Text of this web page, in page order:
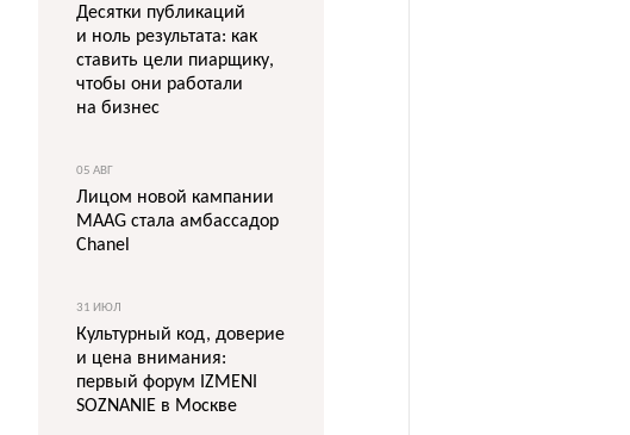
Десятки публикаций
и ноль результата: как
ставить цели пиарщику,
чтобы они работали
на бизнес
05 АВГ
Лицом новой кампании
MAAG стала амбассадор
Chanel
31 ИЮЛ
Культурный код, доверие
и цена внимания:
первый форум IZMENI
SOZNANIE в Москве